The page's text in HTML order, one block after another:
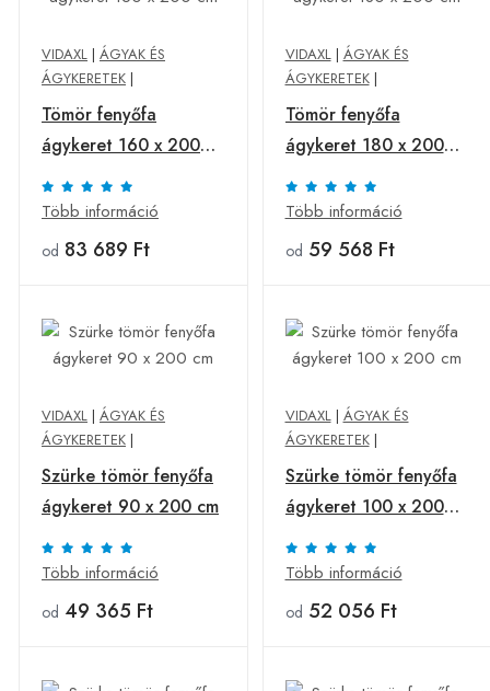
VIDAXL | ÁGYAK ÉS
ÁGYKERETEK |
Tömör fenyőfa
ágykeret 160 x 200
cm
Több információ
od 83 689 Ft
VIDAXL| ÁGYAK ÉS
ÁGYKERETEK|
Tömör fenyőfa
ágykeret 180 x 200
cm
Több információ
od 59 568 Ft
VIDAXL | ÁGYAK ÉS
ÁGYKERETEK |
Szürke tömör fenyőfa
ágykeret 90 x 200 cm
Több információ
od 49 365 Ft
VIDAXL| ÁGYAK ÉS
ÁGYKERETEK|
Szürke tömör fenyőfa
ágykeret 100 x 200
cm
Több információ
od 52 056 Ft